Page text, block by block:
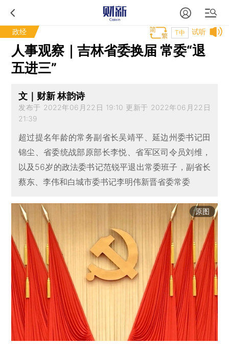
政经 试听
T中
人事观察｜吉林省委换届 常委“退
五进三”
文｜财新 林韵诗
发布于 2022年06月22日 19:10 更新于 2022年06月22日
21:39
超过提名年龄的常务副省长吴靖平、延边州委书记田
锦尘、省委统战部原部长李悦、省军区司令员刘维，
以及56岁的政法委书记范锐平退出常委班子，副省长
蔡东、李伟和白城市委书记李明伟新晋省委常委
原图